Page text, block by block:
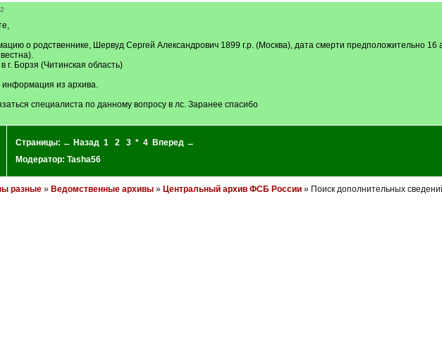
о родственнике, Шервуд Сергей Александрович 1899 г.р. (Москва), дата смерти предположительно
г. Борзя (Читинская область)
информация из архива.
специалиста по данному вопросу в лс. Заранее спасибо
Страницы: ← Назад 1 2 3 * 4
Вперед →
Модератор: Tasha56
разные» Ведомственные архивы» Центральный архив ФСБ России» Поиск дополнительных